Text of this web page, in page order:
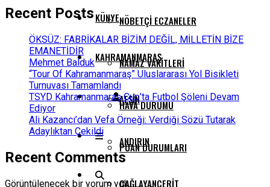
NÖBETÇI ECZANELER
NAMAZ VAKITLERI
HAVA DURUMU
PUAN DURUMLARI
KÜNYE
KAHRAMANMARAŞ
AFŞIN
ANDIRIN
ÇAĞLAYANCERIT
Recent Posts
ÖKSÜZ: FABRİKALAR BİZİM DEĞİL, MİLLETİN BİZE
EMANETİDİR
Mehmet Balduk
“Tour Of Kahramanmaraş” Uluslararası Yol Bisikleti
Turnuvası Tamamlandı
TSYD Kahramanmaraş Cup’ta Futbol Şöleni Devam
Ediyor
Ali Kazancı’dan Vefa Örneği: Verdiği Sözü Tutarak
Adaylıktan Çekildi
Recent Comments
Görüntülenecek bir yorum yok.